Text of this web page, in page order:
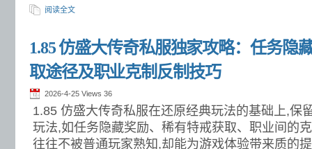
阅读全文
1.85 仿盛大传奇私服独家攻略：任务隐
取途径及职业克制反制技巧
2026-4-25 Views 36
1.85 仿盛大传奇私服在还原经典玩法的基础上,保
玩法,如任务隐藏奖励、稀有特戒获取、职业间的
往往不被普通玩家熟知,却能为游戏体验带来质的